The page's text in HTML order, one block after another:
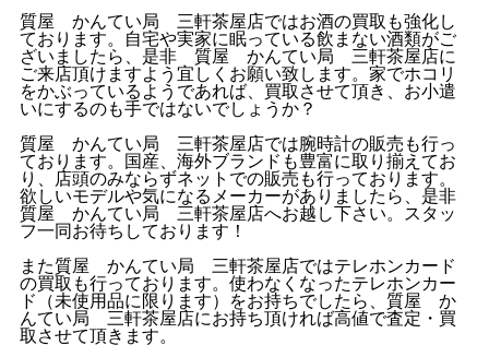
質屋 かんてい局 三軒茶屋店ではお酒の買取も強化し
ております。自宅や実家に眠っている飲まない酒類がご
ざいましたら、是非 質屋 かんてい局 三軒茶屋店に
ご来店頂けますよう宜しくお願い致します。家でホコリ
をかぶっているようであれば、買取させて頂き、お小遣
いにするのも手ではないでしょうか？
質屋 かんてい局 三軒茶屋店では腕時計の販売も行っ
ております。国産、海外ブランドも豊富に取り揃えてお
り、店頭のみならずネットでの販売も行っております。
欲しいモデルや気になるメーカーがありましたら、是非
質屋 かんてい局 三軒茶屋店へお越し下さい。スタッ
フ一同お待ちしております！
また質屋 かんてい局 三軒茶屋店ではテレホンカード
の買取も行っております。使わなくなったテレホンカー
ド（未使用品に限ります）をお持ちでしたら、質屋 か
んてい局 三軒茶屋店にお持ち頂ければ高値で査定・買
取させて頂きます。